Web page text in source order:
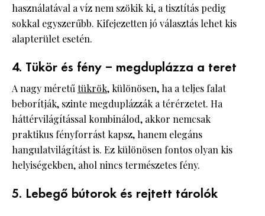
használatával a víz nem szökik ki, a tisztítás pedig
sokkal egyszerűbb. Kifejezetten jó választás lehet kis
alapterület esetén.
4. Tükör és fény – megduplázza a teret
A nagy méretűtükrök, különösen, ha a teljes falat
beborítják, szinte megduplázzák a térérzetet. Ha
háttérvilágítással kombinálod, akkor nemcsak
praktikus fényforrást kapsz, hanem elegáns
hangulatvilágítást is. Ez különösen fontos olyan kis
helyiségekben, ahol nincs természetes fény.
5. Lebegő bútorok és rejtett tárolók